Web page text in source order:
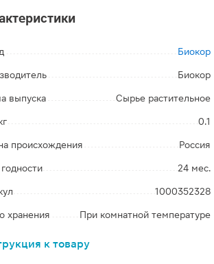
Биокор
Биокор
выпуска Сырье растительное
0.1
происхождения Россия
24 мес.
1000352328
хранения При комнатной температуре
к товару